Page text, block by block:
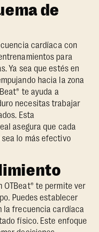
de
cardíaca con
para
Ya sea que estés en
hacia la zona
te ayuda a
necesitas trabajar
Esta
asegura que cada
lo más efectivo
te permite ver
Puedes establecer
la frecuencia cardíaca
físico. Este enfoque